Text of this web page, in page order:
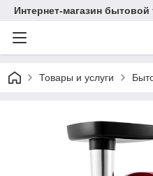
Интернет-магазин
Товары и услуги